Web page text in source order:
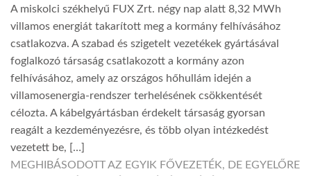
A miskolci székhelyű FUX Zrt. négy nap alatt 8,32 MWh
villamos energiát takarított meg a kormány felhívásához
csatlakozva. A szabad és szigetelt vezetékek gyártásával
foglalkozó társaság csatlakozott a kormány azon
felhívásához, amely az országos hőhullám idején a
villamosenergia-rendszer terhelésének csökkentését
célozta. A kábelgyártásban érdekelt társaság gyorsan
reagált a kezdeményezésre, és több olyan intézkedést
vezetett be, […]
MEGHIBÁSODOTT AZ EGYIK FŐVEZETÉK, DE EGYELŐRE